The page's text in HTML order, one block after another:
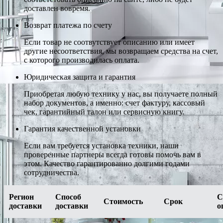
доставлен вовремя.
Возврат платежа по счету
Если товар не соотвутствует описанию или имеет
другие несоответствия, мы возвращаем средства на счет,
с которого производилась оплата.
Юридическая защита и гарантия
Приобретая любую технику у нас, вы получаете полный
набор документов, а именно: счет фактуру, кассовый
чек, гарантийный талон или сервисную книгу.
Гарантия качественной установки
Если вам требуется установка техники, наши
проверенные партнеры всегда готовы помочь вам в
этом. Качество гарантированно долгими годами
сотрудничества.
Регион
доставки
Способ
доставки
Стоимость Срок